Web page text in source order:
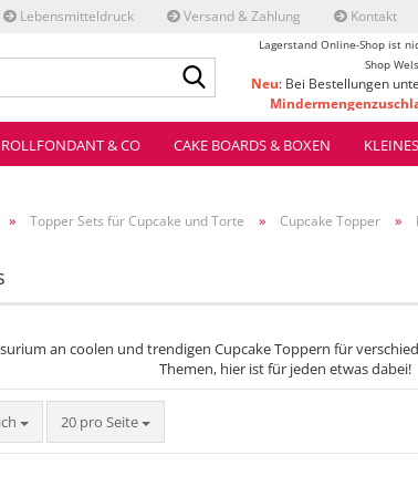
Lebensmitteldruck Versand & Zahlung Kontakt
Lagerstand Online-Shop ist
Shop
Neu: Bei Bestellungen
ROLLFONDANT & CO CAKE BOARDS & BOXEN
» Topper Sets für Cupcake und Torte » Cupcake Topper »
an coolen und trendigen Cupcake Toppern für
Themen, hier ist für jeden etwas dabei!
20 pro Seite
pro Seite